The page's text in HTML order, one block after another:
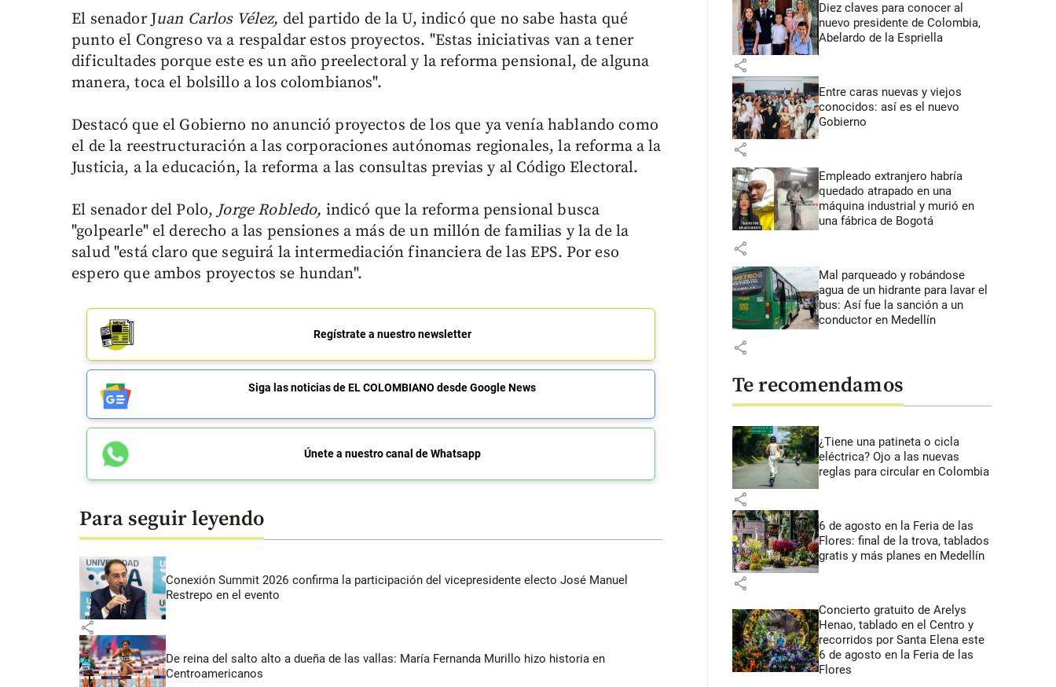
El senador Juan Carlos Vélez, del partido de la U, indicó que no sabe hasta qué
punto el Congreso va a respaldar estos proyectos. "Estas iniciativas van a tener
dificultades porque este es un año preelectoral y la reforma pensional, de alguna
manera, toca el bolsillo a los colombianos".
Destacó que el Gobierno no anunció proyectos de los que ya venía hablando como
el de la reestructuración a las corporaciones autónomas regionales, la reforma a la
Justicia, a la educación, la reforma a las consultas previas y al Código Electoral.
El senador del Polo,Jorge Robledo, indicó que la reforma pensional busca
"golpearle" el derecho a las pensiones a más de un millón de familias y la de la
salud "está claro que seguirá la intermediación financiera de las EPS. Por eso
espero que ambos proyectos se hundan".
Regístrate a nuestro newsletter
Siga las noticias de EL COLOMBIANO desde Google News
Únete a nuestro canal de Whatsapp
Para seguir leyendo
Conexión Summit 2026 confirma la participación del vicepresidente electo José Manuel
Restrepo en el evento
share
De reina del salto alto a dueña de las vallas: María Fernanda Murillo hizo historia en
Centroamericanos
Diez claves para conocer al
nuevo presidente de Colombia,
Abelardo de la Espriella
share
Entre caras nuevas y viejos
conocidos: así es el nuevo
Gobierno
share
Empleado extranjero habría
quedado atrapado en una
máquina industrial y murió en
una fábrica de Bogotá
share
Mal parqueado y robándose
agua de un hidrante para lavar el
bus: Así fue la sanción a un
conductor en Medellín
share
Te recomendamos
¿Tiene una patineta o cicla
eléctrica? Ojo a las nuevas
reglas para circular en Colombia
share
6 de agosto en la Feria de las
Flores: final de la trova, tablados
gratis y más planes en Medellín
share
Concierto gratuito de Arelys
Henao, tablado en el Centro y
recorridos por Santa Elena este
6 de agosto en la Feria de las
Flores